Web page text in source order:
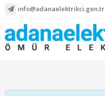
info@adanaelektrikci.gen.tr